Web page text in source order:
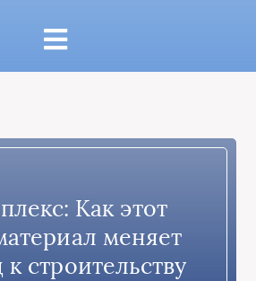
Как этот
меняет
строительству